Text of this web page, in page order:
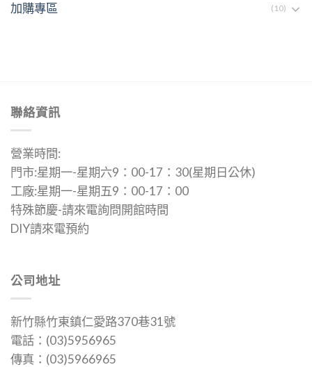
加購專區 (10)
聯絡資訊
營業時間:
門市:星期一-星期六9：00-17：30(星期日公休)
工廠:星期一-星期五9：00-17：00
特殊節慶-請來電詢問開館時間
DIY請來電預約
公司地址
新竹縣竹東鎮仁愛路370巷31號
電話：(03)5956965
傳真：(03)5966965